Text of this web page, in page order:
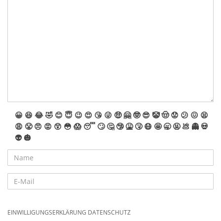
😀 😆 😂🤣 😊 😇 😉 😍 😘 😜 🤑 🤗 🤓 😎 🤡🤠 😟 😕 😖 😫
😩 😤 😠 😡 😲 😳 😱 😴 🙄 🤔 🤥 🤮 🤧 😷 🤩 🥱 🤬 💩 👻 💀
👽 🎃
EINWILLIGUNGSERKLÄRUNG DATENSCHUTZ